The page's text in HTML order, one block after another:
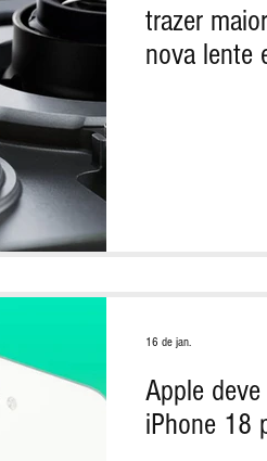
trazer
nova lente
Apple
iPhone 18
16 de jan.